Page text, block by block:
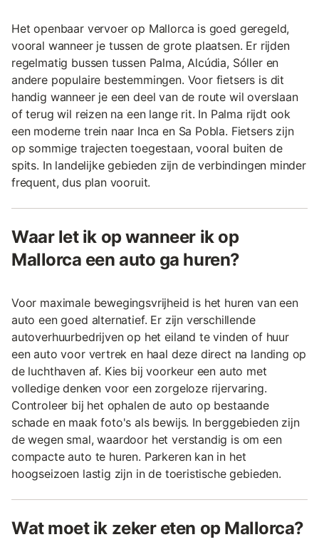
Het openbaar vervoer op Mallorca is goed geregeld,
vooral wanneer je tussen de grote plaatsen. Er rijden
regelmatig bussen tussen Palma, Alcúdia, Sóller en
andere populaire bestemmingen. Voor fietsers is dit
handig wanneer je een deel van de route wil overslaan
of terug wil reizen na een lange rit. In Palma rijdt ook
een moderne trein naar Inca en Sa Pobla. Fietsers zijn
op sommige trajecten toegestaan, vooral buiten de
spits. In landelijke gebieden zijn de verbindingen minder
frequent, dus plan vooruit.
Waar let ik op wanneer ik op
Mallorca een auto ga huren?
Voor maximale bewegingsvrijheid is het huren van een
auto een goed alternatief. Er zijn verschillende
autoverhuurbedrijven op het eiland te vinden of huur
een auto voor vertrek en haal deze direct na landing op
de luchthaven af. Kies bij voorkeur een auto met
volledige denken voor een zorgeloze rijervaring.
Controleer bij het ophalen de auto op bestaande
schade en maak foto's als bewijs. In berggebieden zijn
de wegen smal, waardoor het verstandig is om een
compacte auto te huren. Parkeren kan in het
hoogseizoen lastig zijn in de toeristische gebieden.
Wat moet ik zeker eten op Mallorca?